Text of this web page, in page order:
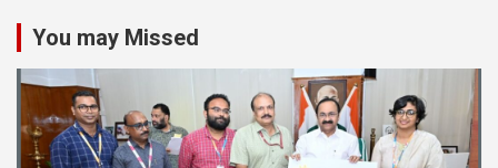
You may Missed